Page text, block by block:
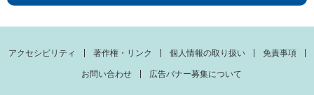
アクセシビリティ 著作権・リンク 個人情報の取り扱い 免責事項
お問い合わせ 広告バナー募集について